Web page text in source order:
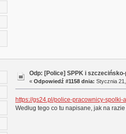
Odp: [Police] SPPK i
«Odpowiedź #1158 dnia: Stycznia
https://gs24.pl/police-pracownicy-
Według tego co tu napisane, jak na